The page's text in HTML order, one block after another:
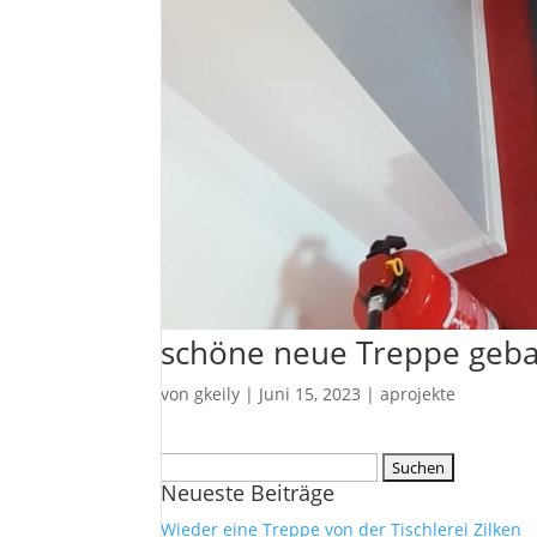
schöne neue Treppe
vongkeily | Juni 15, 2023 |aprojekte
nach:
Neueste Beiträge
Wieder eine Treppe von der Tischlerei Zilken